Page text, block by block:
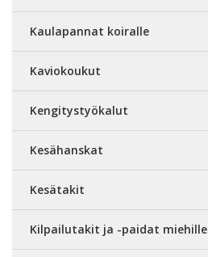
Kaulapannat koiralle
Kaviokoukut
Kengitystyökalut
Kesähanskat
Kesätakit
Kilpailutakit ja -paidat miehille